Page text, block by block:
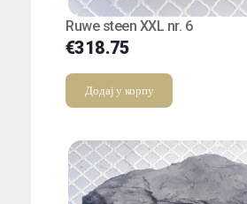
Ruwe steen XXL nr. 6
€318.75
Додај у корпу